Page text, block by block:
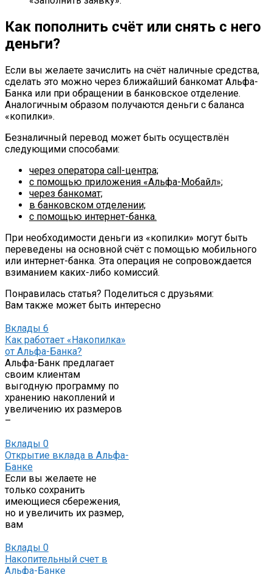
Как пополнить счёт или снять с него
деньги?
Если вы желаете зачислить на счёт наличные средства,
сделать это можно через ближайший банкомат Альфа-
Банка или при обращении в банковское отделение.
Аналогичным образом получаются деньги с баланса
«копилки».
Безналичный перевод может быть осуществлён
следующими способами:
через оператора call-центра;
с помощью приложения «Альфа-Мобайл»;
через банкомат;
в банковском отделении;
с помощью интернет-банка.
При необходимости деньги из «копилки» могут быть
переведены на основной счёт с помощью мобильного
или интернет-банка. Эта операция не сопровождается
взиманием каких-либо комиссий.
Понравилась статья? Поделиться с друзьями:
Вам также может быть интересно
Вклады 6
Как работает «Накопилка»
от Альфа-Банка?
Альфа-Банк предлагает
своим клиентам
выгодную программу по
хранению накоплений и
увеличению их размеров
–
Вклады 0
Открытие вклада в Альфа-
Банке
Если вы желаете не
только сохранить
имеющиеся сбережения,
но и увеличить их размер,
вам
Вклады 0
Накопительный счет в
Альфа-Банке